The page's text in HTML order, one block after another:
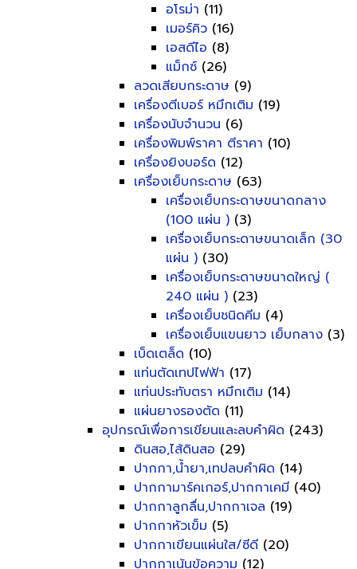
อโรม่า (11)
เมอร์คิว (16)
เอสดีไอ (8)
แม็กซ์ (26)
ลวดเสียบกระดาษ (9)
เครื่องตีเบอร์ หมึกเติม (19)
เครื่องนับจำนวน (6)
เครื่องพิมพ์ราคา ตีราคา (10)
เครื่องยิงบอร์ด (12)
เครื่องเย็บกระดาษ (63)
เครื่องเย็บกระดาษขนาดกลาง
(100 แผ่น ) (3)
เครื่องเย็บกระดาษขนาดเล็ก (30
แผ่น ) (30)
เครื่องเย็บกระดาษขนาดใหญ่ (
240 แผ่น ) (23)
เครื่องเย็บชนิดคีม (4)
เครื่องเย็บแขนยาว เย็บกลาง (3)
เบ็ดเตล็ด (10)
แท่นตัดเทปไฟฟ้า (17)
แท่นประทับตรา หมึกเติม (14)
แผ่นยางรองตัด (11)
อุปกรณ์เพื่อการเขียนและลบคำผิด (243)
ดินสอ,ไส้ดินสอ (29)
ปากกา,น้ำยา,เทปลบคำผิด (14)
ปากกามาร์คเกอร์,ปากกาเคมี (40)
ปากกาลูกลื่น,ปากกาเจล (19)
ปากกาหัวเข็ม (5)
ปากกาเขียนแผ่นใส/ซีดี (20)
ปากกาเน้นข้อความ (12)